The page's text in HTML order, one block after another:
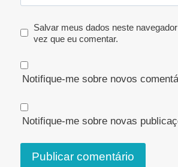
Salvar meus dados neste
vez que eu comentar.
Notifique-me sobre novos
Notifique-me sobre novas